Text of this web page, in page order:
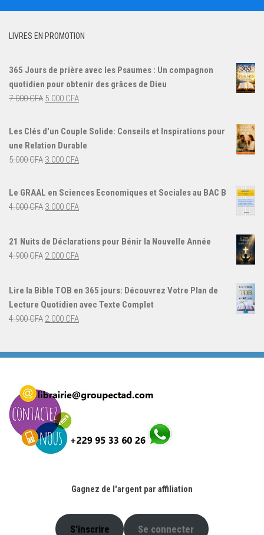
LIVRES EN PROMOTION
365 Jours de prière avec les Psaumes : Un compagnon
quotidien pour obtenir des grâces de Dieu
7.000CFA Le
initial
était :
7.000 CFA.
5.000 CFALe
actuel
est :
Les Clés d'un Couple Solide: Conseils et Inspirations pour
une Relation Durable
5.000CFA Le
initial
était :
3.000 CFALe
actuel
Le GRAAL en Sciences Economiques et Sociales au BAC B
4.000CFA Le
4.000 CFA.
3.000 CFALe
3.000 CFA.
21 Nuits de Déclarations pour Bénir la Nouvelle Année
4.900CFA Le
4.900 CFA.
2.000 CFALe
Lire la Bible TOB en 365 jours: Découvrez Votre Plan de
Lecture Quotidien avec Texte Complet
4.900CFA Le
était :
2.000 CFALe
est :
Gagnez de l'argent par affiliation
S'inscrire Se connecter